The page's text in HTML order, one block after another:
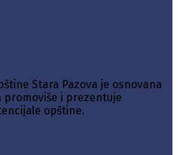
Stara Pazova je osnovana
promoviše i prezentuje
opštine.